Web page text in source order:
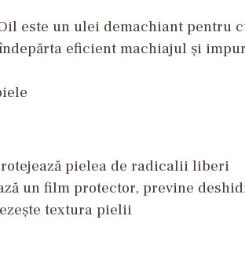
este un ulei demachiant pentru
ărta eficient machiajul și
pielea de radicalii liberi
ă un film protector, previne
textura pielii